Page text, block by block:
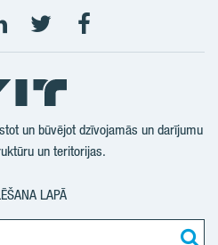
Seko
mums
Twitter
Seko
un būvējot dzīvojamās un darījumu
un teritorijas.
LAPĀ